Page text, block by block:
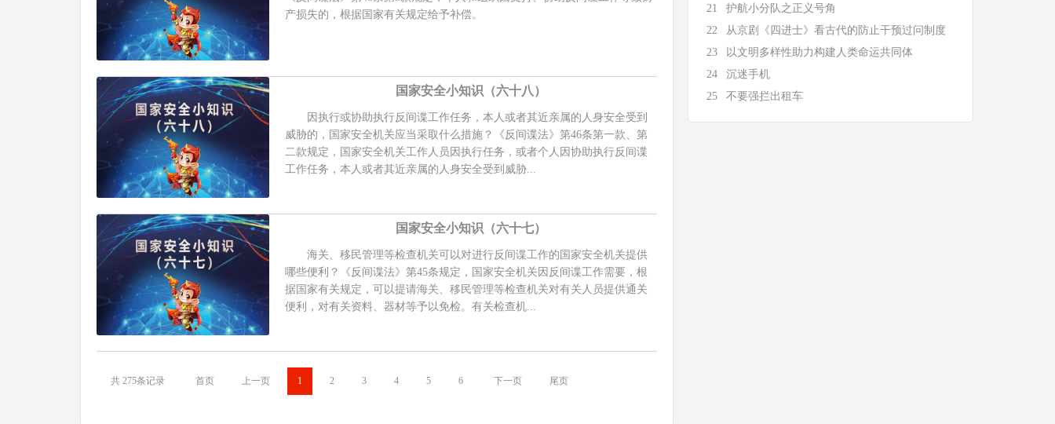
产损失的，根据国家有关规定给予补偿。
国家安全小知识（六十八）
因执行或协助执行反间谍工作任务，本人或者其近亲属的人身安全受到
威胁的，国家安全机关应当采取什么措施？《反间谍法》第46条第一款、第
二款规定，国家安全机关工作人员因执行任务，或者个人因协助执行反间谍
工作任务，本人或者其近亲属的人身安全受到威胁...
国家安全小知识（六十七）
海关、移民管理等检查机关可以对进行反间谍工作的国家安全机关提供
哪些便利？《反间谍法》第45条规定，国家安全机关因反间谍工作需要，根
据国家有关规定，可以提请海关、移民管理等检查机关对有关人员提供通关
便利，对有关资料、器材等予以免检。有关检查机...
共 275条记录 首页 上一页 1 2 3 4 5 6 下一页 尾页
21
护航小分队之正义号角
22
从京剧《四进士》看古代的防止干预过问制度
23
以文明多样性助力构建人类命运共同体
24
沉迷手机
25
不要强拦出租车